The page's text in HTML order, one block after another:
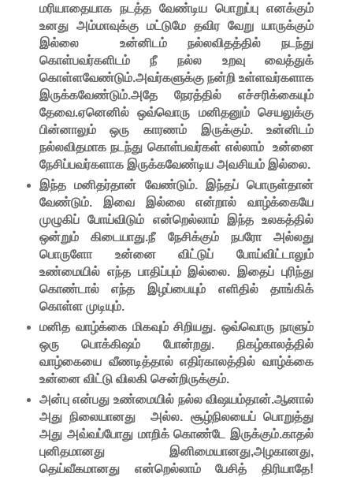
மரியாதையாக நடத்த வேண்டிய பொறுப்பு எனக்கும்
உனது அம்மாவுக்கு மட்டுமே தவிர வேறு யாருக்கும்
இல்லை உன்னிடம் நல்லவிதத்தில் நடந்து
கொள்பவர்களிடம் நீ நல்ல உறவு வைத்துக்
கொள்ளவேண்டும்.அவர்களுக்கு நன்றி உள்ளவர்களாக
இருக்கவேண்டும்.அதே நேரத்தில் எச்சரிக்கையும்
தேவை.ஏனெனில் ஒவ்வொரு மனிதனும் செயலுக்கு
பின்னாலும் ஒரு காரணம் இருக்கும். உன்னிடம்
நல்லவிதமாக நடந்து கொள்பவர்கள் எல்லாம் உன்னை
நேசிப்பவர்களாக இருக்கவேண்டிய அவசியம் இல்லை.
இந்த மனிதர்தான் வேண்டும். இந்தப் பொருள்தான்
வேண்டும். இவை இல்லை என்றால் வாழ்க்கையே
முழுகிப் போய்விடும் என்றெல்லாம் இந்த உலகத்தில்
ஒன்றும் கிடையாது.நீ நேசிக்கும் நபரோ அல்லது
பொருளோ உன்னை விட்டுப் போய்விட்டாலும்
உண்மையில் எந்த பாதிப்பும் இல்லை. இதைப் புரிந்து
கொண்டால் எந்த இழப்பையும் எளிதில் தாங்கிக்
கொள்ள முடியும்.
மனித வாழ்க்கை மிகவும் சிறியது. ஒவ்வொரு நாளும்
ஒரு பொக்கிஷம் போன்றது. நிகழ்காலத்தில்
வாழ்கையை வீணடித்தால் எதிர்காலத்தில் வாழ்க்கை
உன்னை விட்டு விலகி சென்றிருக்கும்.
அன்பு என்பது உண்மையில் நல்ல விஷயம்தான்.ஆனால்
அது நிலையானது அல்ல. சூழ்நிலயைப் பொறுத்து
அது அவ்வப்போது மாறிக் கொண்டே இருக்கும்.காதல்
புனிதமானது இனிமையானது,அழகானது,
தெய்வீகமானது என்றெல்லாம் பேசித் திரியாதே!